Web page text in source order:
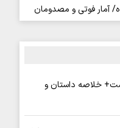
آمار فوتی و مصدومان
خلاصه داستان و